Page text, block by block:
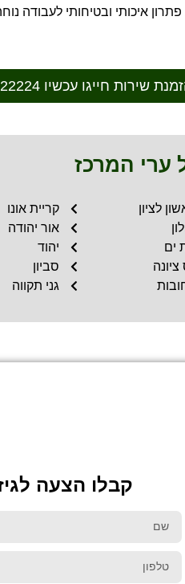
איכותי ובטיחותי לעבודה
שירות חייגו עכשיו 052-2222224⁩
ערי המרכז
לציון
ים
ציונה
קריית אונו
אור יהודה
יהוד
סביון
גני תקווה
קבלו הצעה